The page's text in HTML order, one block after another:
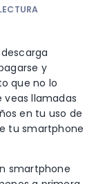
y
que no lo
veas llamadas
en tu uso de
tu smartphone
smartphone